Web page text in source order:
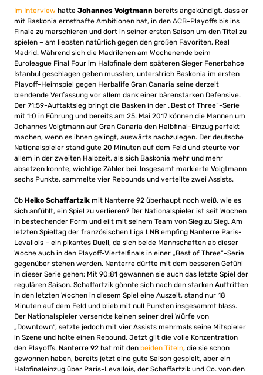
Im Interview hatte Johannes Voigtmann bereits angekündigt, dass er
mit Baskonia ernsthafte Ambitionen hat, in den ACB-Playoffs bis ins
Finale zu marschieren und dort in seiner ersten Saison um den Titel zu
spielen – am liebsten natürlich gegen den großen Favoriten, Real
Madrid. Während sich die Madrilenen am Wochenende beim
Euroleague Final Four im Halbfinale dem späteren Sieger Fenerbahce
Istanbul geschlagen geben mussten, unterstrich Baskonia im ersten
Playoff-Heimspiel gegen Herbalife Gran Canaria seine derzeit
blendende Verfassung vor allem dank einer bärenstarken Defensive.
Der 71:59-Auftaktsieg bringt die Basken in der „Best of Three“-Serie
mit 1:0 in Führung und bereits am 25. Mai 2017 können die Mannen um
Johannes Voigtmann auf Gran Canaria den Halbfinal-Einzug perfekt
machen, wenn es ihnen gelingt, auswärts nachzulegen. Der deutsche
Nationalspieler stand gute 20 Minuten auf dem Feld und steurte vor
allem in der zweiten Halbzeit, als sich Baskonia mehr und mehr
absetzen konnte, wichtige Zähler bei. Insgesamt markierte Voigtmann
sechs Punkte, sammelte vier Rebounds und verteilte zwei Assists.
Ob Heiko Schaffartzik mit Nanterre 92 überhaupt noch weiß, wie es
sich anfühlt, ein Spiel zu verlieren? Der Nationalspieler ist seit Wochen
in bestechender Form und eilt mit seinem Team von Sieg zu Sieg. Am
letzten Spieltag der französischen Liga LNB empfing Nanterre Paris-
Levallois – ein pikantes Duell, da sich beide Mannschaften ab dieser
Woche auch in den Playoff-Viertelfinals in einer „Best of Three“-Serie
gegenüber stehen werden. Nanterre dürfte mit dem besseren Gefühl
in dieser Serie gehen: Mit 90:81 gewannen sie auch das letzte Spiel der
regulären Saison. Schaffartzik gönnte sich nach den starken Auftritten
in den letzten Wochen in diesem Spiel eine Auszeit, stand nur 18
Minuten auf dem Feld und blieb mit null Punkten insgesammt blass.
Der Nationalspieler versenkte keinen seiner drei Würfe von
„Downtown“, setzte jedoch mit vier Assists mehrmals seine Mitspieler
in Szene und holte einen Rebound. Jetzt gilt die volle Konzentration
den Playoffs. Nanterre 92 hat mit den beiden Titeln, die sie schon
gewonnen haben, bereits jetzt eine gute Saison gespielt, aber ein
Halbfinaleinzug über Paris-Levallois, der Schaffartzik und Co. von den